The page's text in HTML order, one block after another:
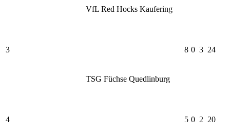
VfL Red Hocks Kaufering
3
TSG Füchse Quedlinburg
8 0 3 24
4 5 0 2 20